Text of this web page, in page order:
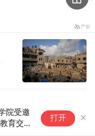
院受邀
育交
打开